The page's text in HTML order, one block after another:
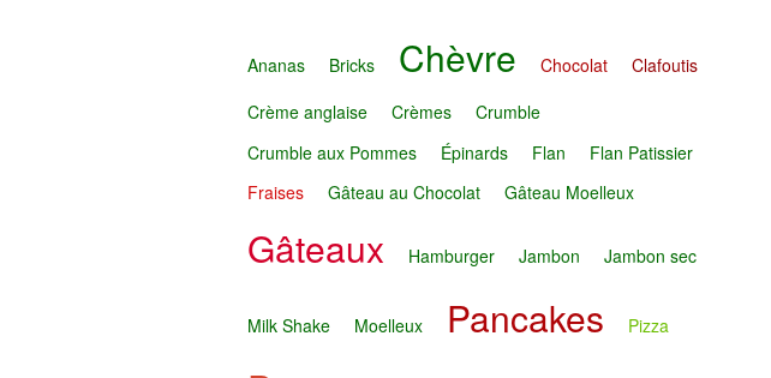
Ananas Bricks Chèvre Chocolat
Clafoutis
Crème anglaise
Crèmes
Crumble
Crumble aux Pommes
Épinards Flan
Flan Patissier
Fraises
Gâteau au Chocolat Gâteau Moelleux
Gâteaux Hamburger Jambon Jambon sec
Milk Shake Moelleux Pancakes Pizza